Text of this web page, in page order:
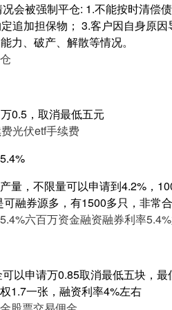
会被强制平仓: 1.不能按时清偿
追加担保物； 3.客户因自身原
力、破产、解散等情况。
0.5，取消最低五元
光伏etf手续费
量，不限量可以申请到4.2%，
融券源多，有1500多只，非常
六百万资金融资融券利率5.4%
以申请万0.85取消最低五块，
1.7一张，融资利率4%左右